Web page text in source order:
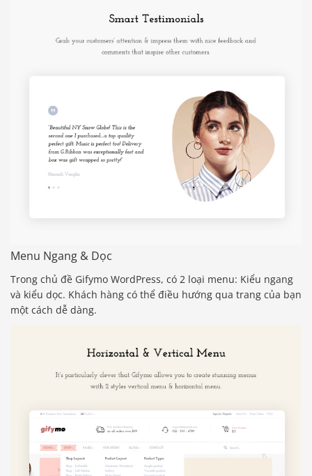
Menu Ngang & Dọc
Trong chủ đề Gifymo WordPress, có 2 loại menu: Kiểu ngang
và kiểu dọc. Khách hàng có thể điều hướng qua trang của bạn
một cách dễ dàng.